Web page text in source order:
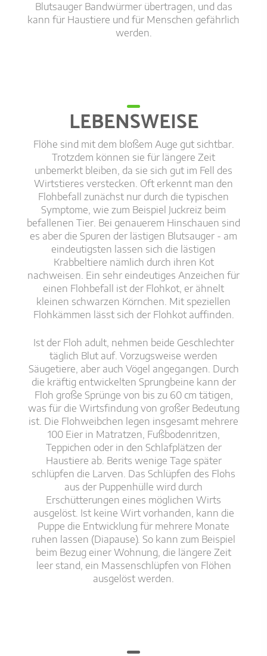
Blutsauger Bandwürmer übertragen, und das
kann für Haustiere und für Menschen gefährlich
werden.
LEBENSWEISE
Flöhe sind mit dem bloßem Auge gut sichtbar.
Trotzdem können sie für längere Zeit
unbemerkt bleiben, da sie sich gut im Fell des
Wirtstieres verstecken. Oft erkennt man den
Flohbefall zunächst nur durch die typischen
Symptome, wie zum Beispiel Juckreiz beim
befallenen Tier. Bei genauerem Hinschauen sind
es aber die Spuren der lästigen Blutsauger - am
eindeutigsten lassen sich die lästigen
Krabbeltiere nämlich durch ihren Kot
nachweisen. Ein sehr eindeutiges Anzeichen für
einen Flohbefall ist der Flohkot, er ähnelt
kleinen schwarzen Körnchen. Mit speziellen
Flohkämmen lässt sich der Flohkot auffinden.
Ist der Floh adult, nehmen beide Geschlechter
täglich Blut auf. Vorzugsweise werden
Säugetiere, aber auch Vögel angegangen. Durch
die kräftig entwickelten Sprungbeine kann der
Floh große Sprünge von bis zu 60 cm tätigen,
was für die Wirtsfindung von großer Bedeutung
ist. Die Flohweibchen legen insgesamt mehrere
100 Eier in Matratzen, Fußbodenritzen,
Teppichen oder in den Schlafplätzen der
Haustiere ab. Berits wenige Tage später
schlüpfen die Larven. Das Schlüpfen des Flohs
aus der Puppenhülle wird durch
Erschütterungen eines möglichen Wirts
ausgelöst. Ist keine Wirt vorhanden, kann die
Puppe die Entwicklung für mehrere Monate
ruhen lassen (Diapause). So kann zum Beispiel
beim Bezug einer Wohnung, die längere Zeit
leer stand, ein Massenschlüpfen von Flöhen
ausgelöst werden.